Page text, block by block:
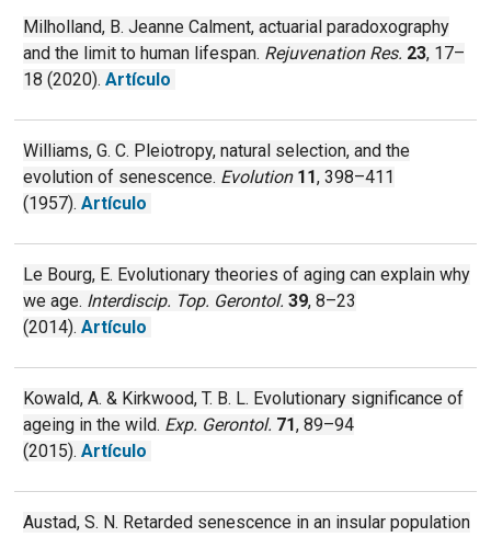
Milholland, B. Jeanne Calment, actuarial paradoxography
and the limit to human lifespan. Rejuvenation Res. 23, 17–
18 (2020).Artículo
Williams, G. C. Pleiotropy, natural selection, and the
evolution of senescence. Evolution 11, 398–411
(1957).Artículo
Le Bourg, E. Evolutionary theories of aging can explain why
we age. Interdiscip. Top. Gerontol. 39, 8–23
(2014).Artículo
Kowald, A. & Kirkwood, T. B. L. Evolutionary significance of
ageing in the wild. Exp. Gerontol. 71, 89–94
(2015).Artículo
Austad, S. N. Retarded senescence in an insular population